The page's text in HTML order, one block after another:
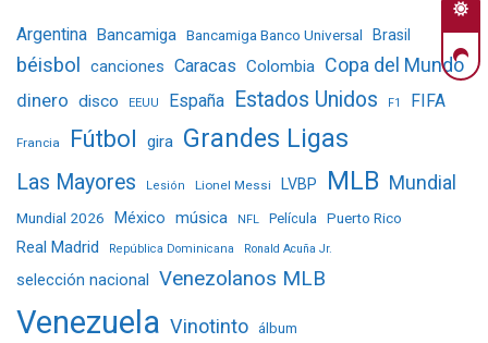
Argentina Bancamiga Bancamiga Banco Universal Brasil
béisbol canciones Caracas Colombia Copa del Mundo
dinero disco EEUU España Estados Unidos F1 FIFA
Francia Fútbol gira Grandes Ligas
Las Mayores Lesión Lionel Messi LVBP MLB Mundial
Mundial 2026 México música NFL Película Puerto Rico
Real Madrid República Dominicana Ronald Acuña Jr.
selección nacional Venezolanos MLB
Venezuela Vinotinto álbum